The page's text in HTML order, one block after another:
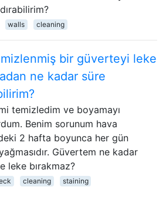
walls cleaning
bir güverteyi leke
ne kadar süre
temizledim ve boyamayı
Benim sorunum hava
2 hafta boyunca her gün
Güvertem ne kadar
leke bırakmaz?
cleaning staining